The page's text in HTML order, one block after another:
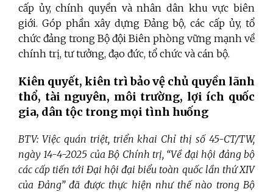
cấp ủy, chính quyền và nhân dân khu vực biên
giới. Góp phần xây dựng Đảng bộ, các cấp ủy, tổ
chức đảng trong Bộ đội Biên phòng vững mạnh về
chính trị, tư tưởng, đạo đức, tổ chức và cán bộ.
Kiên quyết, kiên trì bảo vệ chủ quyền lãnh
thổ, tài nguyên, môi trường, lợi ích quốc
gia, dân tộc trong mọi tình huống
BTV: Việc quán triệt, triển khai Chỉ thị số 45-CT/TW,
ngày14-4-2025 của Bộ Chính trị, “Về đại hội đảng bộ
các cấp tiến tới Đại hội đại biểu toàn quốc lần thứ XIV
của Đảng” đã được thực hiện như thế nào trong Bộ